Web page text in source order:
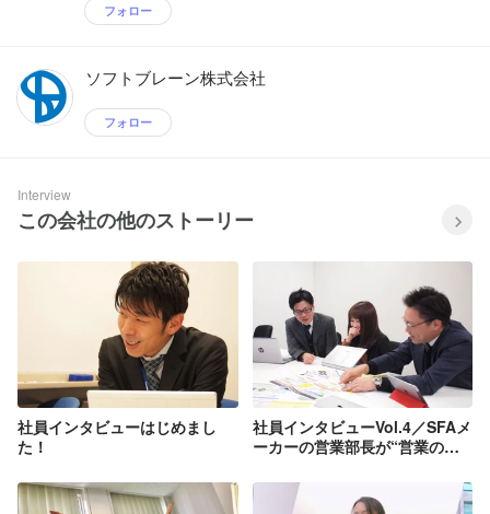
フォロー
ソフトブレーン株式会社
フォロー
Interview
この会社の他のストーリー
社員インタビューはじめまし
た！
社員インタビューVol.4／SFAメ
ーカーの営業部長が“営業のコ
るとこうなった